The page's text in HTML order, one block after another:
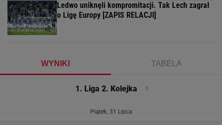
Ledwo uniknęli kompromitacji. Tak Lech zagrał
o Ligę Europy [ZAPIS RELACJI]
WYNIKI TABELA
1. Liga 2. Kolejka
Piątek, 31 Lipca